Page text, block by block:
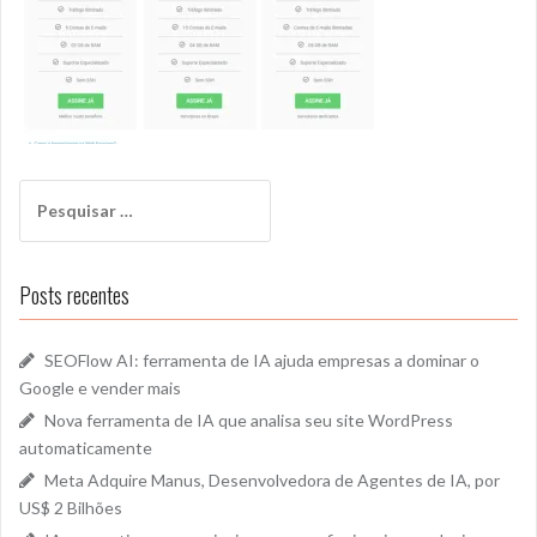
por:
Posts recentes
SEOFlow AI: ferramenta de IA ajuda empresas a dominar o
Google e vender mais
Nova ferramenta de IA que analisa seu site WordPress
automaticamente
Meta Adquire Manus, Desenvolvedora de Agentes de IA, por
US$ 2 Bilhões